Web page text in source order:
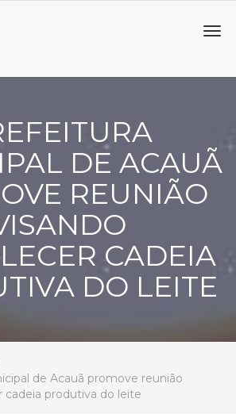
DE ACAUÃ
REUNIÃO
CADEIA
DO LEITE
de Acauã promove reunião
cadeia produtiva do leite